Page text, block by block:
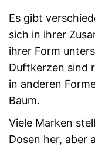
Es gibt
sich in ihrer
ihrer Form
Duftkerzen sind
in anderen
Baum.
Viele Marken
Dosen her, aber